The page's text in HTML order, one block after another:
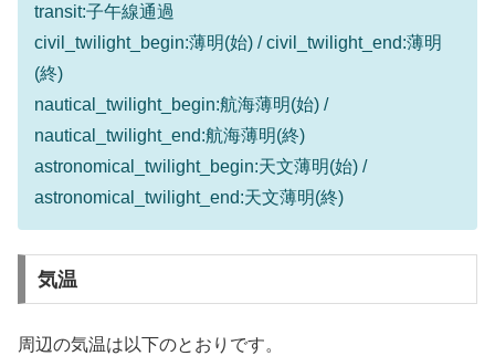
transit:子午線通過
civil_twilight_begin:薄明(始) / civil_twilight_end:薄明
(終)
nautical_twilight_begin:航海薄明(始) /
nautical_twilight_end:航海薄明(終)
astronomical_twilight_begin:天文薄明(始) /
astronomical_twilight_end:天文薄明(終)
気温
周辺の気温は以下のとおりです。